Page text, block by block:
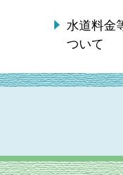
水道料金
ついて